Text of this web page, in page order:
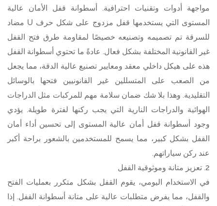
مواجهة أدوات وتقنيات احترافية. أسطوانة قفل الأمان عالية
المستوى التي يستخدمها
قفل مزدوج على شكل حرف U مضاد
للسرقة تم تصميمه وتصنيعه خصيصًا لمقاومة طرق فتح القفل
غير القانونية المختلفة بشكل فعال. عادةً ما تحتوي أسطوانة القفل
هذه على هيكل داخلي معقد ومعايير تصنيع عالية الدقة، مما يجعل
من الصعب على المتسللين غير القانونيين فتحها بالوسائل
التقليدية. وهذا بلا شك ضمان سلامة مهم للمركبات مثل الدراجات
الهوائية والدراجات النارية التي يجب ركنها لفترة طويلة. يؤدي
وجود أسطوانة قفل أمان عالية المستوى إلى تحسين أداء أمان
القفل بشكل كبير، مما يسمح للمستخدمين بالشعور براحة أكبر
عند ركن سياراتهم.
2. تعزيز متانة وموثوقية القفل
في الاستخدام اليومي، يقوم القفل بشكل متكرر بعمليات الفتح
والقفل، مما يفرض متطلبات عالية على متانة أسطوانة القفل. إذا